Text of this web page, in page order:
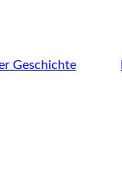
Geschichte